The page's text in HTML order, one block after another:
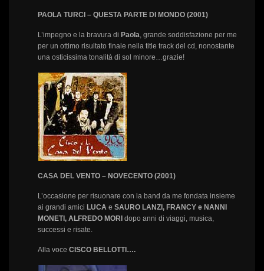
PAOLA TURCI – QUESTA PARTE DI MONDO (2001)
L’impegno e la bravura di Paola , grande soddisfazione per me
per un ottimo risultato finale nella title track del cd, nonostante
una osticissima tonalità di sol minore…grazie!
CASA DEL VENTO – NOVECENTO (2001)
L’occasione per risuonare con la band da me fondata insieme
ai grandi amici LUCA e SAURO LANZI, FRANCY e NANNI
MONETI, ALFREDO MORIdopo anni di viaggi, musica,
successi e risate.
Alla voce CISCO BELLOTTI….